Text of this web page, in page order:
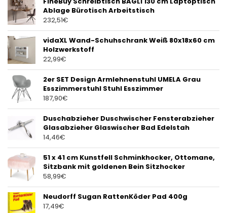
Ablage Bürotisch Arbeitstisch
232,51€
vidaXL Wand-Schuhschrank Weiß 80x18x60 cm
Holzwerkstoff
22,99€
2er SET Design Armlehnenstuhl UMELA Grau
Esszimmerstuhl Stuhl Esszimmer
187,90€
Duschabzieher Duschwischer Fensterabzieher
Glasabzieher Glaswischer Bad Edelstah
14,46€
51 x 41 cm Kunstfell Schminkhocker, Ottomane,
Sitzbank mit goldenen Bein Sitzhocker
58,99€
Neudorff Sugan RattenKöder Pad 400g
17,49€